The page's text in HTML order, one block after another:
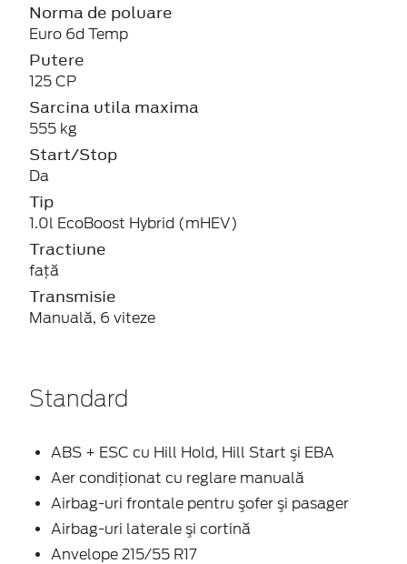
Norma de poluare
Euro 6d Temp
Putere
125 CP
Sarcina utila maxima
555 kg
Start/Stop
Da
Tip
1.0l EcoBoost Hybrid (mHEV)
Tractiune
faţă
Transmisie
Manuală, 6 viteze
Standard
ABS + ESC cu Hill Hold, Hill Start şi EBA
Aer condiţionat cu reglare manuală
Airbag-uri frontale pentru şofer şi pasager
Airbag-uri laterale şi cortină
Anvelope 215/55 R17